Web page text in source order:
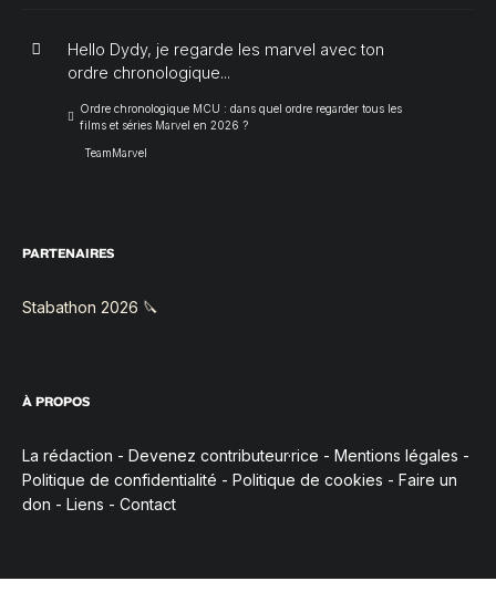
Hello Dydy, je regarde les marvel avec ton
ordre chronologique...
Ordre chronologique MCU : dans quel ordre regarder tous les
films et séries Marvel en 2026 ?
TeamMarvel
PARTENAIRES
Stabathon 2026 🔪
À PROPOS
La rédaction - Devenez contributeur·rice - Mentions légales -
Politique de confidentialité - Politique de cookies - Faire un
don - Liens - Contact